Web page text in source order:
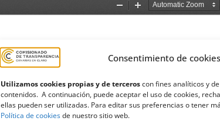
Consentimiento de cookies
Utilizamos cookies propias y de terceroscon fines analíticos y
contenidos. A continuación, puede aceptar el uso de cookies,
ellas pueden ser utilizadas. Para editar sus preferencias o tener
Política de cookiesde nuestro sitio web.